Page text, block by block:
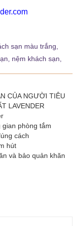
sạn màu trắng,
nệm khách sạn,
CỦA NGƯỜI TIÊU
LAVENDER
phòng tắm
cách
hút
và bảo quản khăn